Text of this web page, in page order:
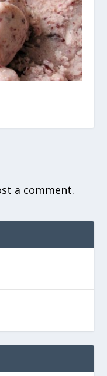
a comment.